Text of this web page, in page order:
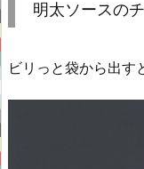
明太ソースの
ビリっと袋から出す